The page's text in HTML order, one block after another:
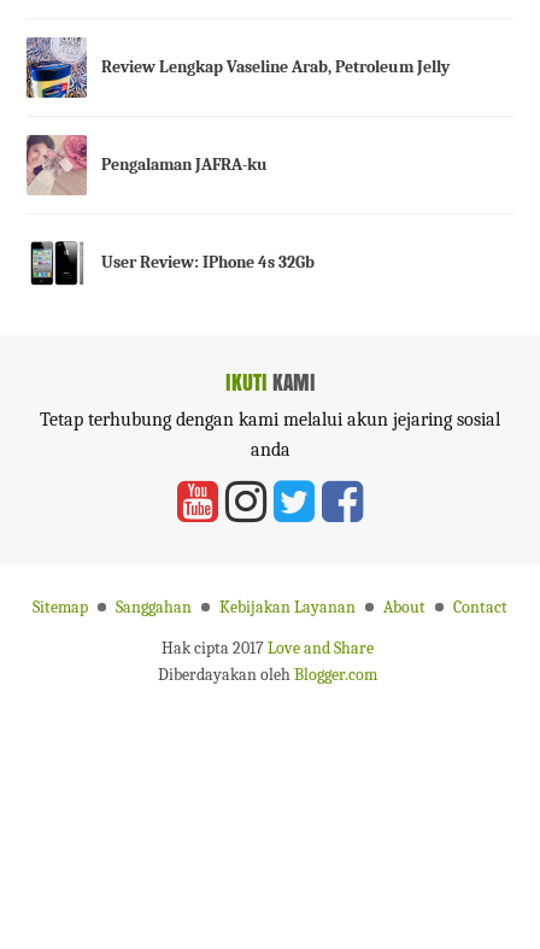
Review Lengkap Vaseline Arab, Petroleum Jelly
Pengalaman JAFRA-ku
User Review: IPhone 4s 32Gb
IKUTIKAMI
Tetap terhubung dengan kami melalui akun jejaring sosial
anda
Sitemap Sanggahan Kebijakan Layanan About
Contact
Hak cipta 2017Love and Share
Diberdayakan olehBlogger.com